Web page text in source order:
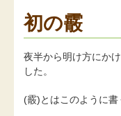
初の霰
夜半から明け方にか
した。
(霰)とはこのように書